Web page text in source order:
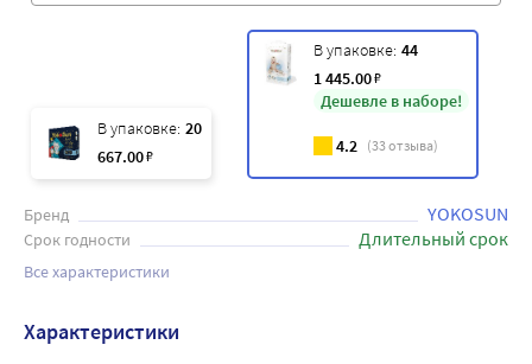
В упаковке: 20
667.00₽
В упаковке: 44
1 445.00₽
Дешевле в наборе!
4.2 (33отзыва)
Бренд YOKOSUN
Срок годности Длительный срок
Все характеристики
Характеристики